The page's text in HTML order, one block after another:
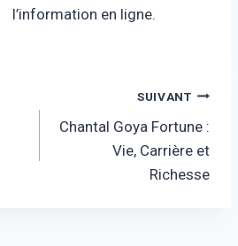
l’information en ligne.
SUIVANT
Chantal Goya Fortune :
Vie, Carrière et
Richesse